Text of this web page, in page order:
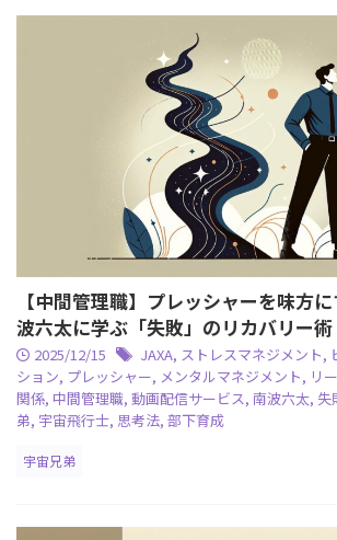
【中間管理職】プレッシャーを味方
波六太に学ぶ「失敗」のリカバリー
2025/12/15 JAXA, ストレスマネジメント,
ション, プレッシャー, メンタルマネジメント, リ
関係, 中間管理職, 動画配信サービス, 南波六太, 失
弟, 宇宙飛行士, 思考法, 部下育成
宇宙兄弟